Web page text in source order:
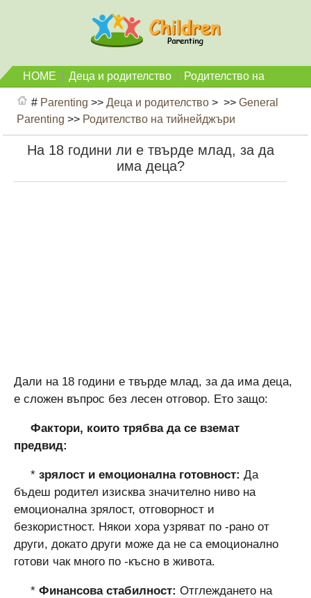
HOME Деца и родителство
Родителство на
тийнейджъри
# Parenting >>Деца и родителство > >>General
Parenting >> Родителство на тийнейджъри
На 18 години ли е твърде млад, за да
има деца?
Дали на 18 години е твърде млад, за да има деца,
е сложен въпрос без лесен отговор. Ето защо:
Фактори, които трябва да се вземат
предвид:
* зрялост и емоционална готовност: Да
бъдеш родител изисква значително ниво на
емоционална зрялост, отговорност и
безкористност. Някои хора узряват по -рано от
други, докато други може да не са емоционално
готови чак много по -късно в живота.
* Финансова стабилност: Отглеждането на